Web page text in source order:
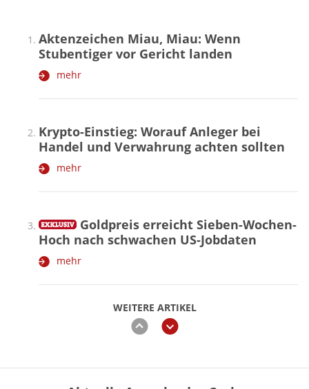
WEITERE ARTIKEL
zurückweiter
Aktenzeichen Miau, Miau: Wenn
Stubentiger vor Gericht landen
mehr
Krypto-Einstieg: Worauf Anleger bei
Handel und Verwahrung achten sollten
mehr
Goldpreis erreicht Sieben-Wochen-
Hoch nach schwachen US-Jobdaten
mehr